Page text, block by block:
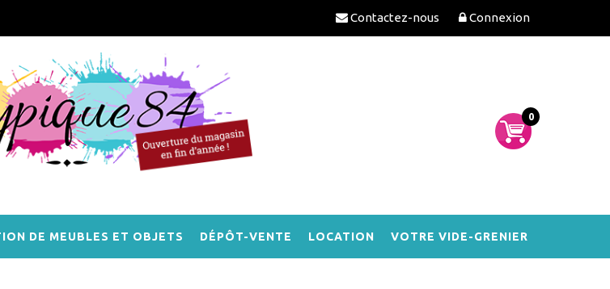
Connexion
Contactez-nous
0
DE MEUBLES ET OBJETS DÉPÔT-VENTE LOCATION VOTRE VIDE-GRENIER